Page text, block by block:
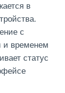
в
с
и временем
статус